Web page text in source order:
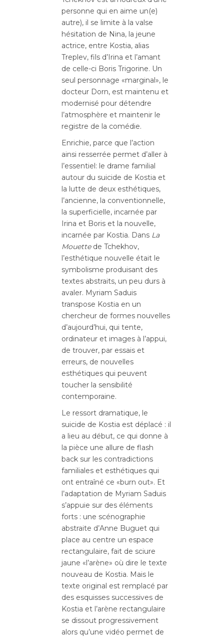
personne qui en aime un(e)
autre), il se limite à la valse
hésitation de Nina, la jeune
actrice, entre Kostia, alias
Treplev, fils d’Irina et l’amant
de celle-ci Boris Trigorine. Un
seul personnage «marginal», le
docteur Dorn, est maintenu et
modernisé pour détendre
l’atmosphère et maintenir le
registre de la comédie.
Enrichie, parce que l’action
ainsi resserrée permet d’aller à
l’essentiel: le drame familial
autour du suicide de Kostia et
la lutte de deux esthétiques,
l’ancienne, la conventionnelle,
la superficielle, incarnée par
Irina et Boris et la nouvelle,
incarnée par Kostia. Dans La
Mouettede Tchekhov,
l’esthétique nouvelle était le
symbolisme produisant des
textes abstraits, un peu durs à
avaler. Myriam Saduis
transpose Kostia en un
chercheur de formes nouvelles
d’aujourd’hui, qui tente,
ordinateur et images à l’appui,
de trouver, par essais et
erreurs, de nouvelles
esthétiques qui peuvent
toucher la sensibilité
contemporaine.
Le ressort dramatique, le
suicide de Kostia est déplacé : il
a lieu au début, ce qui donne à
la pièce une allure de flash
back sur les contradictions
familiales et esthétiques qui
ont entraîné ce «burn out». Et
l’adaptation de Myriam Saduis
s’appuie sur des éléments
forts : une scénographie
abstraite d’Anne Buguet qui
place au centre un espace
rectangulaire, fait de sciure
jaune «l’arène» où dire le texte
nouveau de Kostia. Mais le
texte original est remplacé par
des esquisses successives de
Kostia et l’arène rectangulaire
se dissout progressivement
alors qu’une vidéo permet de